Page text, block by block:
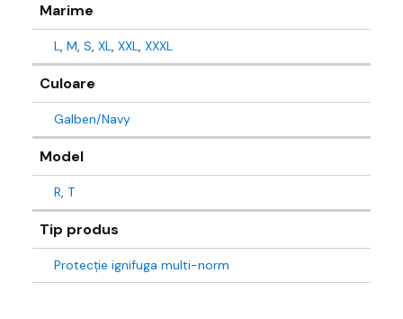
Marime
L, M, S, XL, XXL, XXXL
Culoare
Galben/Navy
Model
R, T
Tip produs
Protecție ignifuga multi-norm